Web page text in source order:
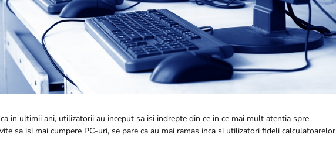
in ultimii ani, utilizatorii au inceput sa isi indrepte din ce in ce mai mult atentia spre
sa isi mai cumpere PC-uri, se pare ca au mai ramas inca si utilizatori fideli calculatoarelor